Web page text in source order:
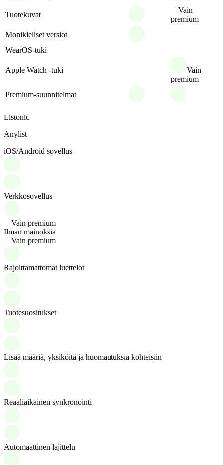
Tuotekuvat
Vain
premium
Monikieliset versiot
WearOS-tuki
Apple Watch -tuki
Vain
premium
Premium-suunnitelmat
Listonic
Anylist
iOS/Android sovellus
Verkkosovellus
Vain premium
Ilman mainoksia
Vain premium
Rajoittamattomat luettelot
Tuotesuositukset
Lisää määriä, yksiköitä ja huomautuksia kohteisiin
Reaaliaikainen synkronointi
Automaattinen lajittelu